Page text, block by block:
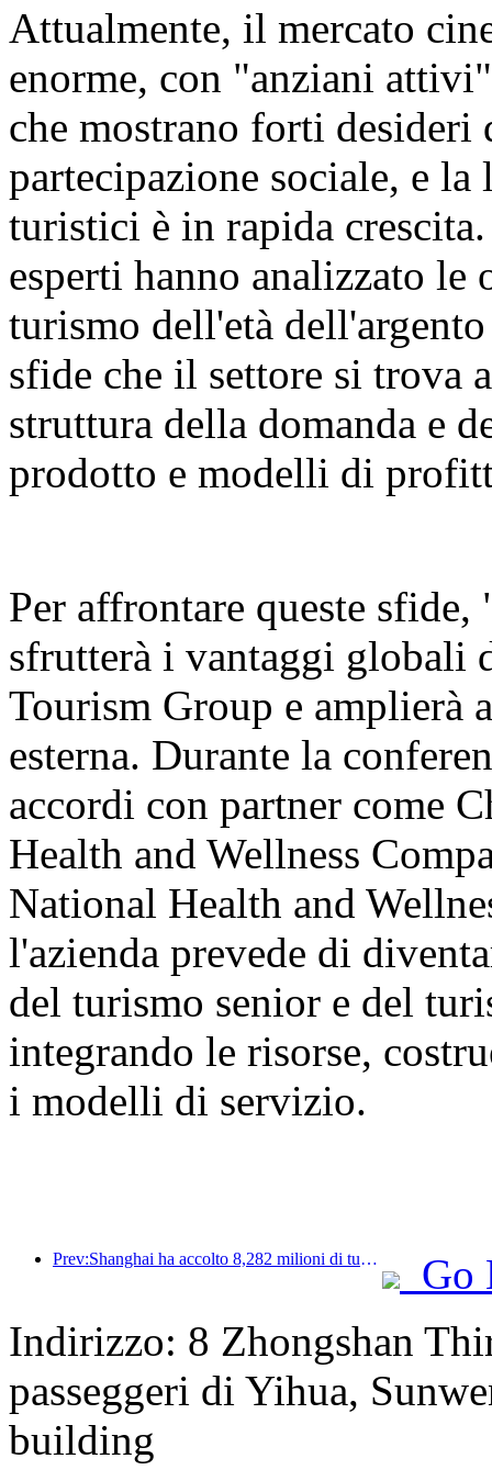
Attualmente, il mercato
enorme, con "anziani
che mostrano forti desideri
partecipazione sociale, e
turistici è in rapida
esperti hanno analizzato
turismo dell'età
sfide che il settore si trova
struttura della domanda e
prodotto e modelli di
Per affrontare queste
sfrutterà i vantaggi globali
Tourism Group e amplierà
esterna. Durante la
accordi con partner come
Health and Wellness
National Health and
l'azienda prevede di
del turismo senior e del
integrando le risorse,
i modelli di servizio.
Prev:Shanghai ha accolto 8,282 milioni di turisti nei primi 11 mesi dell'anno, superando le aspettative iniziali.
Go
Indirizzo: 8 Zhongshan
passeggeri di Yihua,
building